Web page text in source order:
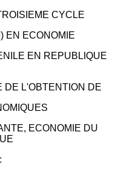
CYCLE
EN ECONOMIE
EN REPUBLIQUE
DE L'OBTENTION DE
ECONOMIE DU